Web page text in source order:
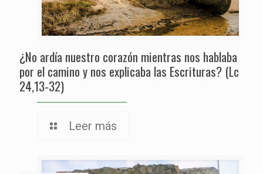
¿No ardía nuestro corazón mientras nos hablaba
por el camino y nos explicaba las Escrituras? (Lc
24,13-32)
Leer más